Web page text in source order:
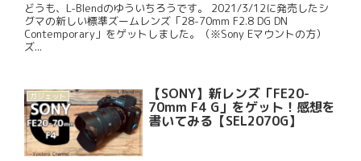
どうも、L-Blendのゆういちろうです。 2021/3/12に発売したシ
グマの新しい標準ズームレンズ「28-70mm F2.8 DG DN
Contemporary」をゲットしました。（※Sony Eマウントの方）
ズ...
ガジェット 【SONY】新レンズ「FE20-
70mm F4 G」をゲット！感想を
書いてみる【SEL2070G】